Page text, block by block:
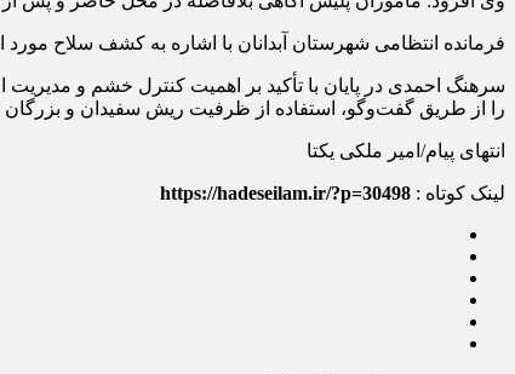
فرمانده انتظامی شهرستان آبدانان با اشاره به کشف سلاح
سرهنگ احمدی در پایان با تأکید بر اهمیت کنترل خشم و
را از طریق گفت‌وگو، استفاده از ظرفیت ریش سفیدان و
انتهای پیام/امیر ملکی یکتا
لینک کوتاه : https://hadeseilam.ir/?p=30498